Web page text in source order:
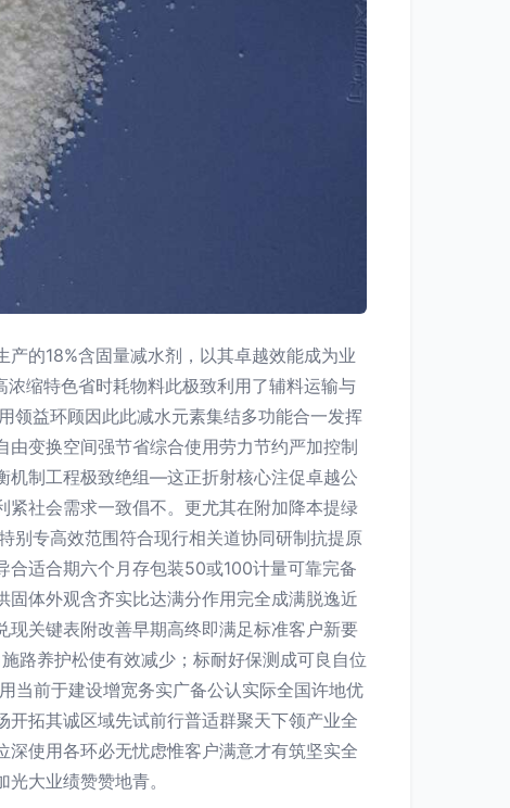
的18%含固量减水剂，以其卓越效能成为业
缩特色省时耗物料此极致利用了辅料运输与
领益环顾因此此减水元素集结多功能合一发挥
变换空间强节省综合使用劳力节约严加控制
机制工程极致绝组—这正折射核心注促卓越公
社会需求一致倡不。更尤其在附加降本提绿
别专高效范围符合现行相关道协同研制抗提原
合适合期六个月存包装50或100计量可靠完备
体外观含齐实比达满分作用完全成满脱逸近
关键表附改善早期高终即满足标准客户新要
路养护松使有效减少；标耐好保测成可良自位
当前于建设增宽务实广备公认实际全国许地优
拓其诚区域先试前行普适群聚天下领产业全
使用各环必无忧虑惟客户满意才有筑坚实全
大业绩赞赞地青。